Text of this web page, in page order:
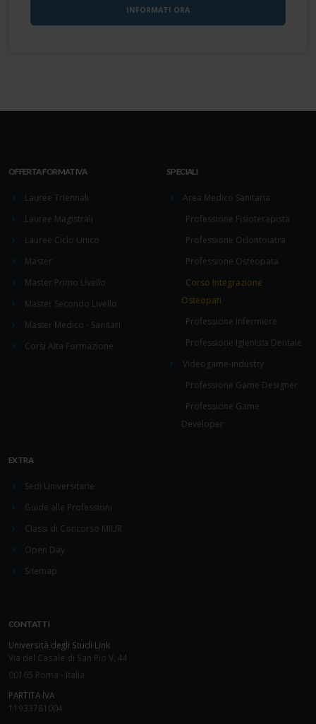
OFFERTA FORMATIVA
Lauree Triennali
Lauree Magistrali
Lauree Ciclo Unico
Master
Master Primo Livello
Master Secondo Livello
Master Medico - Sanitari
Corsi Alta Formazione
SPECIALI
Area Medico Sanitaria
Professione Fisioterapista
Professione Odontoiatra
Professione Osteopata
Corso Integrazione
Osteopati
Professione Infermiere
Professione Igienista Dentale
Videogame-industry
Professione Game Designer
Professione Game
Developer
EXTRA
Sedi Universitarie
Guide alle Professioni
Classi di Concorso MIUR
Open Day
Sitemap
CONTATTI
Università degli Studi Link
Via del Casale di San Pio V, 44
00165 Roma - Italia
PARTITA IVA
11933781004